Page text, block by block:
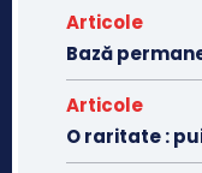
Articole
Bază
Articole
O raritate :